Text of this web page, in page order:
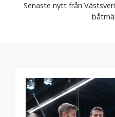
Senaste nytt från